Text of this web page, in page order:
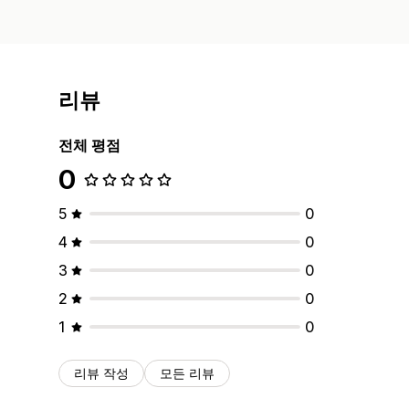
리뷰
전체 평점
0
5
0
4
0
3
0
2
0
1
0
리뷰 작성 모든 리뷰